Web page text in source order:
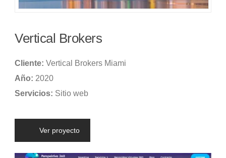
Vertical Brokers
Cliente: Vertical Brokers Miami
Año: 2020
Servicios: Sitio web
Ver proyecto